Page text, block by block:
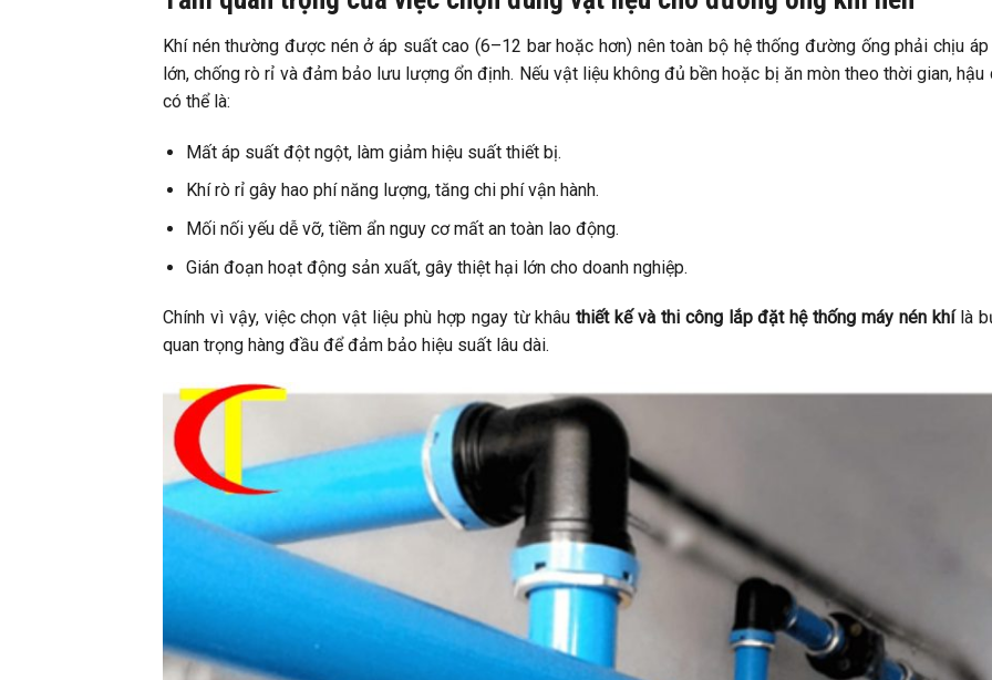
Khí nén thường được nén ở áp suất cao (6–12 bar hoặc hơn) nên toàn bộ hệ thống đường ống phải chịu
lớn, chống rò rỉ và đảm bảo lưu lượng ổn định. Nếu vật liệu không đủ bền hoặc bị ăn mòn theo thời gian, hậu
có thể là:
Mất áp suất đột ngột, làm giảm hiệu suất thiết bị.
Khí rò rỉ gây hao phí năng lượng, tăng chi phí vận hành.
Mối nối yếu dễ vỡ, tiềm ẩn nguy cơ mất an toàn lao động.
Gián đoạn hoạt động sản xuất, gây thiệt hại lớn cho doanh nghiệp.
Chính vì vậy, việc chọn vật liệu phù hợp ngay từ khâuthiết kế và thi công lắp đặt hệ thống máy nén khílà
quan trọng hàng đầu để đảm bảo hiệu suất lâu dài.